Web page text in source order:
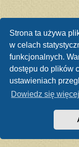
Strona ta używa
w celach
funkcjonalnych.
dostępu do plików
ustawieniach
Dowiedz się więcej